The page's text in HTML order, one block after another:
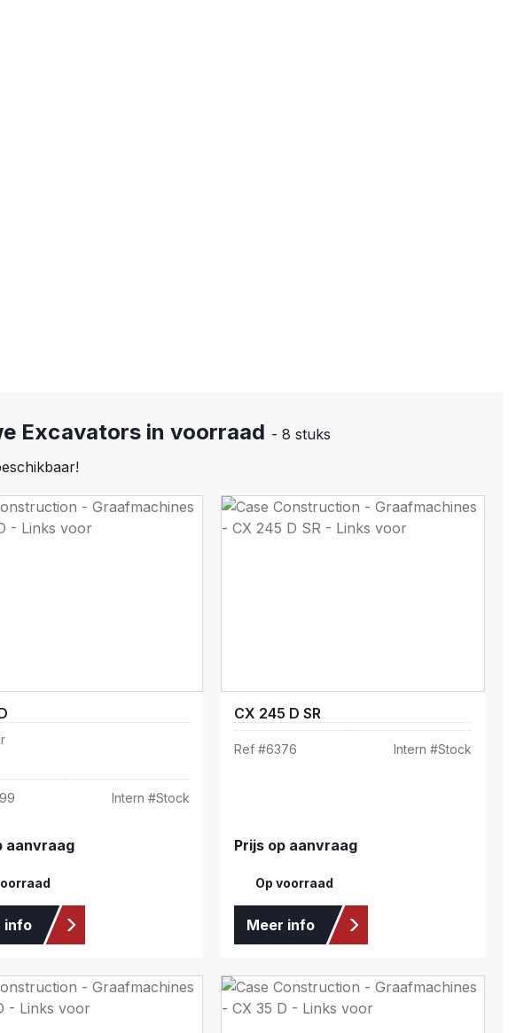
Excavators in voorraad - 8 stuks
Intern #Stock
aanvraag
info
CX 245 D SR
Ref #6376 Intern #Stock
Prijs op aanvraag
Op voorraad
Meer info